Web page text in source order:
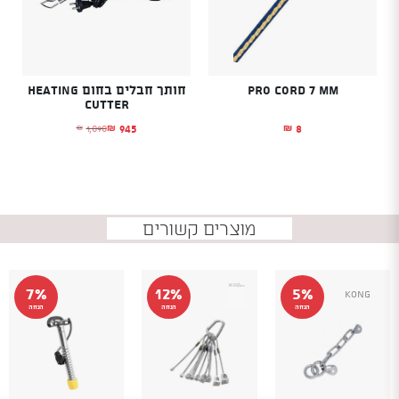
Pro Cord 7 mm
₪ 8
חותך חבלים בחום HEATING
CUTTER
₪ 1,090
המחיר המקורי היה: ₪1,090.₪ 945 המחיר הנוכחי הוא: ₪945.
מוצרים קשורים
5%
הנחה
Kong
12%
הנחה
7%
הנחה